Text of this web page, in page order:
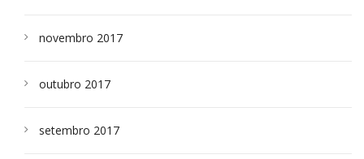
novembro 2017
outubro 2017
setembro 2017